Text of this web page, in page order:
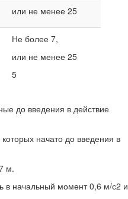
или не менее 25
Не более 7,
или не менее 25
5
до введения в действие
начато до введения в
м.
в начальный момент 0,6 м/с2 и